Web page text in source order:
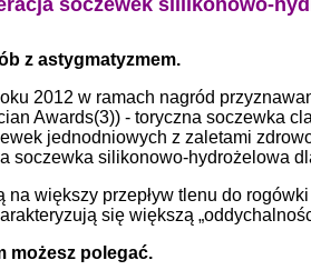
z astygmatyzmem.
2012 w ramach nagród
Awards(3)) - toryczna soczewka
jednodniowych z zaletami
soczewka silikonowo-hydrożelowa
większy przepływ tlenu do
się większą
możesz polegać.